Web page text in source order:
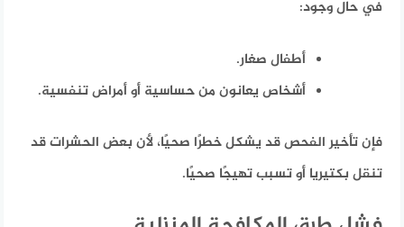
في حال وجود:
أطفال صغار.
أشخاص يعانون من حساسية أو أمراض تنفسية.
فإن تأخير الفحص قد يشكل خطرًا صحيًا، لأن بعض الحشرات قد
تنقل بكتيريا أو تسبب تهيجًا صحيًا.